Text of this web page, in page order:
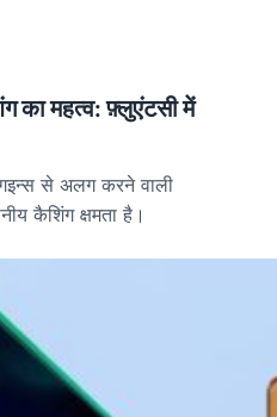
का महत्व: फ़्लुएंटसी में
से अलग करने वाली
कैशिंग क्षमता है।